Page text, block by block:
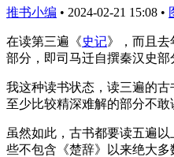
推书小编 • 2024-02-21 15:08 •
在读第三遍《史记》，而且去
部分，即司马迁自撰秦汉史
我这种读书状态，读三遍的
至少比较精深难解的部分不敢
虽然如此，古书都要读五遍
些不包含《楚辞》以来绝大多